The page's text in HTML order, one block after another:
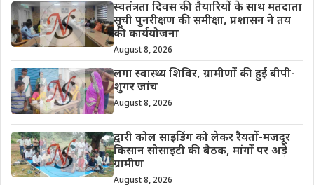
स्वतंत्रता दिवस की तैयारियों के साथ मतदाता
सूची पुनरीक्षण की समीक्षा, प्रशासन ने तय
की कार्ययोजना
August 8, 2026
लगा स्वास्थ्य शिविर, ग्रामीणों की हुई बीपी-
शुगर जांच
August 8, 2026
द्वारी कोल साइडिंग को लेकर रैयतों-मजदूर
किसान सोसाइटी की बैठक, मांगों पर अड़े
ग्रामीण
August 8, 2026